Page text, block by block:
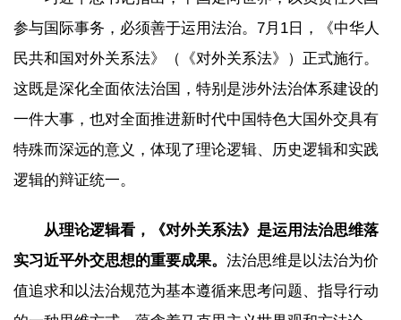
参与国际事务，必须善于运用法治。7月1日，《中华人
民共和国对外关系法》（《对外关系法》）正式施行。
这既是深化全面依法治国，特别是涉外法治体系建设的
一件大事，也对全面推进新时代中国特色大国外交具有
特殊而深远的意义，体现了理论逻辑、历史逻辑和实践
逻辑的辩证统一。
从理论逻辑看，《对外关系法》是运用法治思维落
实习近平外交思想的重要成果。 法治思维是以法治为价
值追求和以法治规范为基本遵循来思考问题、指导行动